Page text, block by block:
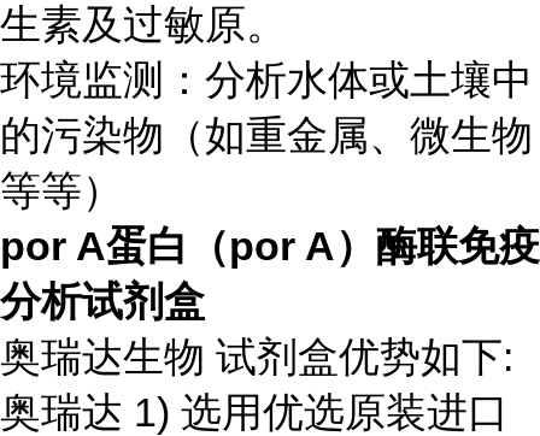
生素及过敏原。
环境监测：分析水体或土壤中
的污染物（如重金属、微生物
等等）
por A蛋白（por A）酶联免疫
分析试剂盒
奥瑞达生物 试剂盒优势如下:
奥瑞达 1) 选用优选原装进口